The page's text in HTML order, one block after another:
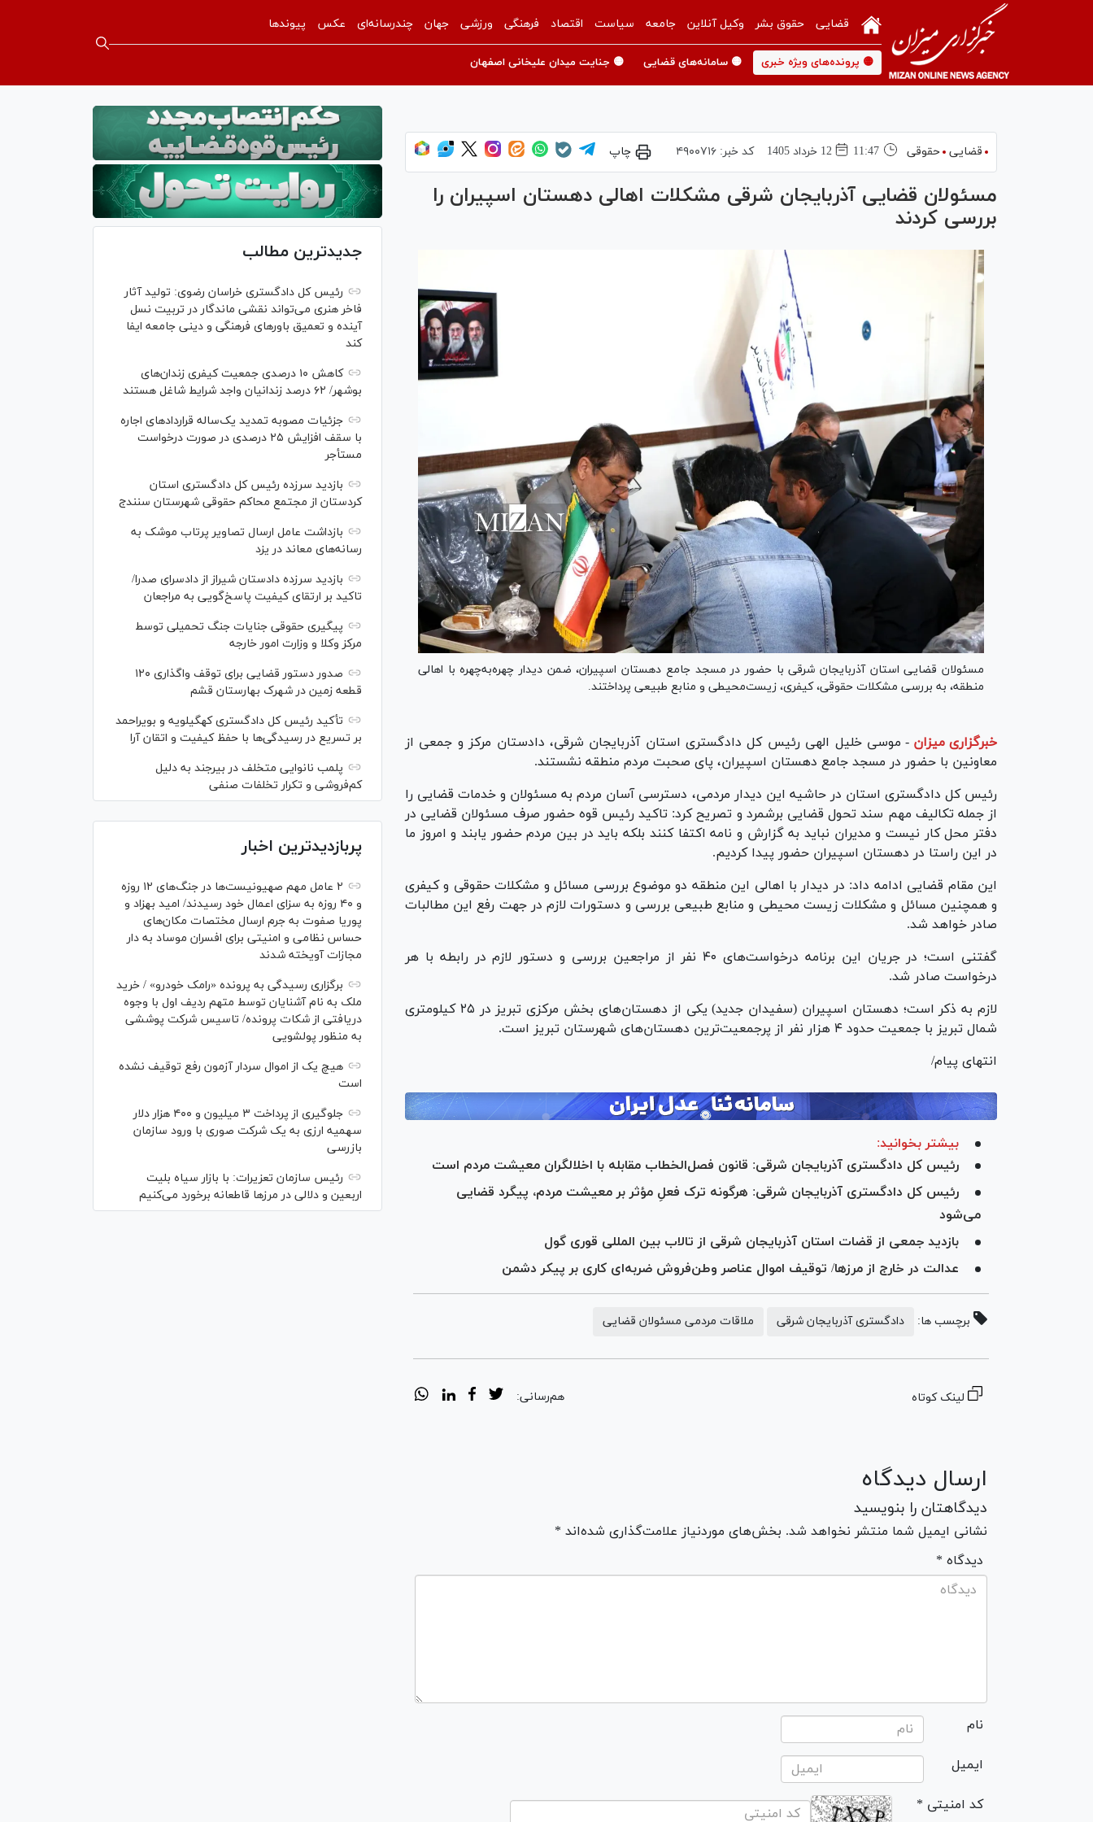
قضایی حقوق بشر وکیل آنلاین جامعه سیاست اقتصاد فرهنگی ورزشی جهان چندرسانه‌ای عکس پیوندها
🟡 پرونده‌های ویژه خبری 🟡 سامانه‌های قضایی 🟡 جنایت میدان علیخانی اصفهان
قضایی حقوقی 11:47 12 خرداد 1405 کد خبر:۴۹۰۰۷۱۶ چاپ
مسئولان قضایی آذربایجان شرقی مشکلات اهالی دهستان اسپیران را
بررسی کردند
مسئولان قضایی استان آذربایجان شرقی با حضور در مسجد جامع دهستان اسپیران، ضمن دیدار چهره‌به‌چهره با اهالی
منطقه، به بررسی مشکلات حقوقی، کیفری، زیست‌محیطی و منابع طبیعی پرداختند.
خبرگزاری میزان - موسی خلیل الهی رئیس کل دادگستری استان آذربایجان شرقی، دادستان مرکز و جمعی از
معاونین با حضور در مسجد جامع دهستان اسپیران، پای صحبت مردم منطقه نشستند.
رئیس کل دادگستری استان در حاشیه این دیدار مردمی، دسترسی آسان مردم به مسئولان و خدمات قضایی را
از جمله تکالیف مهم سند تحول قضایی برشمرد و تصریح کرد: تاکید رئیس قوه حضور صرف مسئولان قضایی در
دفتر محل کار نیست و مدیران نباید به گزارش و نامه اکتفا کنند بلکه باید در بین مردم حضور یابند و امروز ما
در این راستا در دهستان اسپیران حضور پیدا کردیم.
این مقام قضایی ادامه داد: در دیدار با اهالی این منطقه دو موضوع بررسی مسائل و مشکلات حقوقی و کیفری
و همچنین مسائل و مشکلات زیست محیطی و منابع طبیعی بررسی و دستورات لازم در جهت رفع این مطالبات
صادر خواهد شد.
گفتنی است؛ در جریان این برنامه درخواست‌های ۴۰ نفر از مراجعین بررسی و دستور لازم در رابطه با هر
درخواست صادر شد.
لازم به ذکر است؛ دهستان اسپیران (سفیدان جدید) یکی از دهستان‌های بخش مرکزی تبریز در ۲۵ کیلومتری
شمال تبریز با جمعیت حدود ۴ هزار نفر از پرجمعیت‌ترین دهستان‌های شهرستان تبریز است.
انتهای پیام/
بیشتر بخوانید:
رئیس کل دادگستری آذربایجان شرقی: قانون فصل‌الخطاب مقابله با اخلالگران معیشت مردم است
رئیس کل دادگستری آذربایجان شرقی: هرگونه ترک فعلِ مؤثر بر معیشت مردم، پیگرد قضایی
می‌شود
بازدید جمعی از قضات استان آذربایجان شرقی از تالاب بین المللی قوری گول
عدالت در خارج از مرزها/ توقیف اموال عناصر وطن‌فروش ضربه‌ای کاری بر پیکر دشمن
برچسب ها: دادگستری آذربایجان شرقی ملاقات مردمی مسئولان قضایی
لینک کوتاه هم‌رسانی:
ارسال دیدگاه
دیدگاهتان را بنویسید
نشانی ایمیل شما منتشر نخواهد شد. بخش‌های موردنیاز علامت‌گذاری شده‌اند *
* دیدگاه
نام
ایمیل
* کد امنیتی
جدیدترین مطالب
رئیس کل دادگستری خراسان رضوی: تولید آثار
فاخر هنری می‌تواند نقشی ماندگار در تربیت نسل
آینده و تعمیق باور‌های فرهنگی و دینی جامعه ایفا
کند
کاهش ۱۰ درصدی جمعیت کیفری زندان‌های
بوشهر/ ۶۲ درصد زندانیان واجد شرایط شاغل هستند
جزئیات مصوبه تمدید یک‌ساله قرارداد‌های اجاره
با سقف افزایش ۲۵ درصدی در صورت درخواست
مستأجر
بازدید سرزده رئیس کل دادگستری استان
کردستان از مجتمع محاکم حقوقی شهرستان سنندج
بازداشت عامل ارسال تصاویر پرتاب موشک به
رسانه‌های معاند در یزد
بازدید سرزده دادستان شیراز از دادسرای صدرا/
تاکید بر ارتقای کیفیت پاسخ‌گویی به مراجعان
پیگیری حقوقی جنایات جنگ تحمیلی توسط
مرکز وکلا و وزارت امور خارجه
صدور دستور قضایی برای توقف واگذاری ۱۲۰
قطعه زمین در شهرک بهارستان قشم
تأکید رئیس کل دادگستری کهگیلویه و بویراحمد
بر تسریع در رسیدگی‌ها با حفظ کیفیت و اتقان آرا
پلمب نانوایی متخلف در بیرجند به دلیل
کم‌فروشی و تکرار تخلفات صنفی
پربازدیدترین اخبار
۲ عامل مهم صهیونیست‌ها در جنگ‌های ۱۲ روزه
و ۴۰ روزه به سزای اعمال خود رسیدند/ امید بهزاد و
پوریا صفوت به جرم ارسال مختصات مکان‌های
حساس نظامی و امنیتی برای افسران موساد به دار
مجازات آویخته شدند
برگزاری رسیدگی به پرونده «رامک خودرو» / خرید
ملک به نام آشنایان توسط متهم ردیف اول با وجوه
دریافتی از شکات پرونده/ تاسیس شرکت پوششی
به منظور پولشویی
هیچ یک از اموال سردار آزمون رفع توقیف نشده
است
جلوگیری از پرداخت ۳ میلیون و ۴۰۰ هزار دلار
سهمیه ارزی به یک شرکت صوری با ورود سازمان
بازرسی
رئیس سازمان تعزیرات: با بازار سیاه بلیت
اربعین و دلالی در مرز‌ها قاطعانه برخورد می‌کنیم